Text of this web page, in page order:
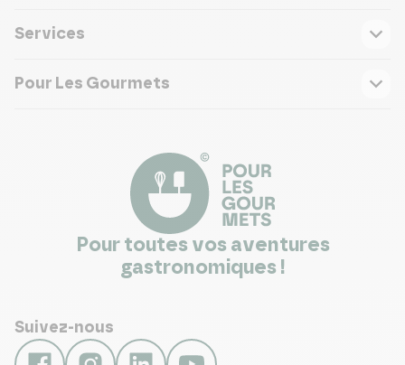
Services
Pour Les Gourmets
Pour toutes vos aventures
gastronomiques !
Suivez-nous